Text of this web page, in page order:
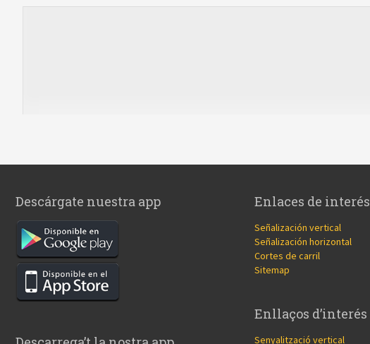
Descárgate nuestra app Enlaces de interés
Señalización vertical
Señalización horizontal
Cortes de carril
Sitemap
Enllaços d’interés
Senyalització vertical